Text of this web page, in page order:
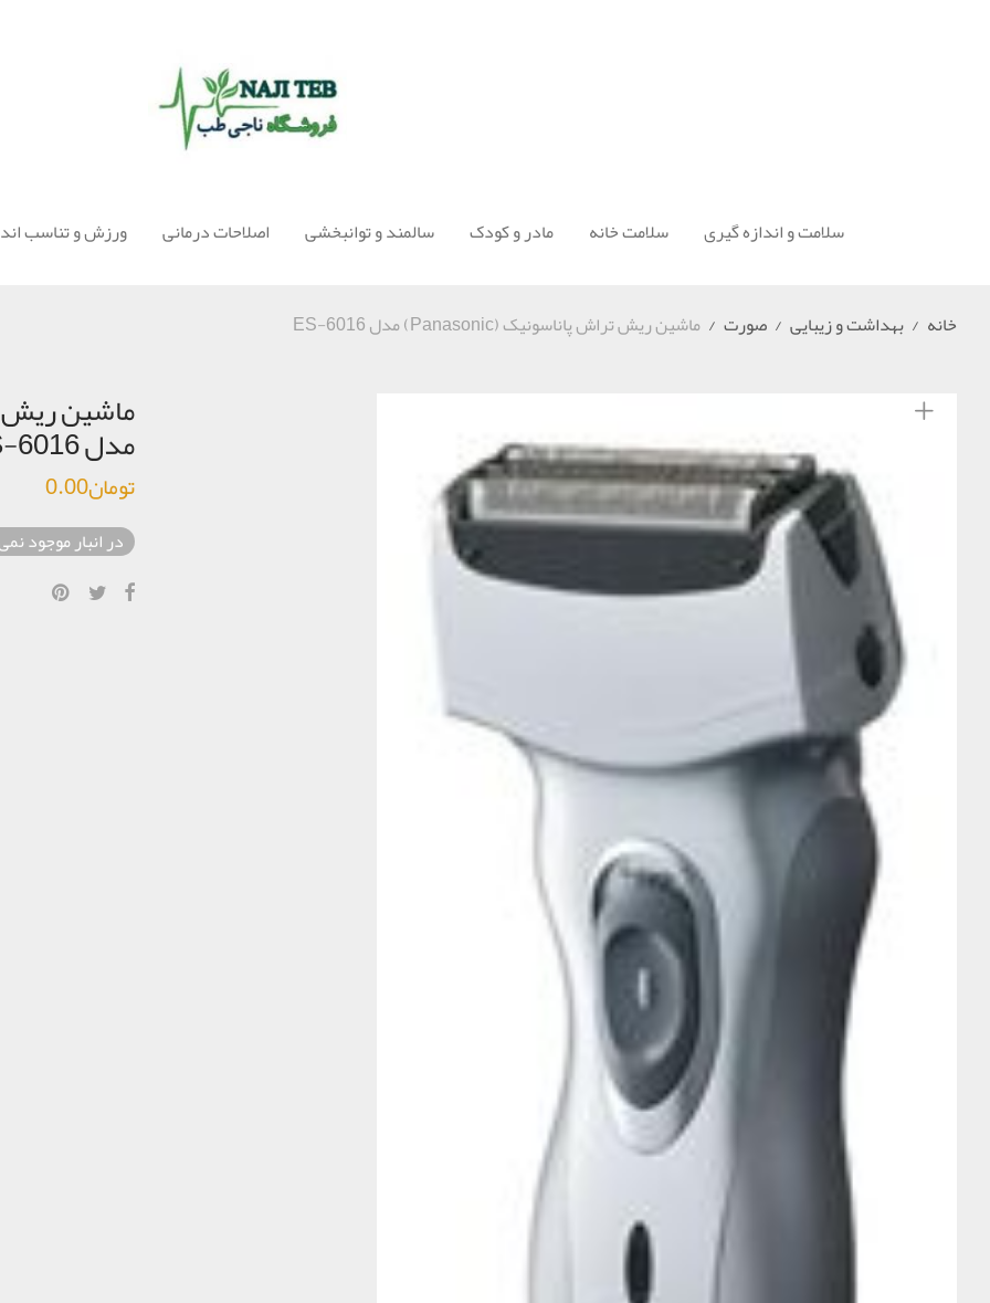
سلامت و اندازه گیری سلامت خانه مادر و کودک سالمند و توانبخشی اصلاحات درمانی ورزش و تناسب
خانه / بهداشت و زیبایی / صورت / ماشین ریش تراش پاناسونیک (Panasonic) مدل ES-6016
مدل ES-6016
تومان0.00
در انبار موجود